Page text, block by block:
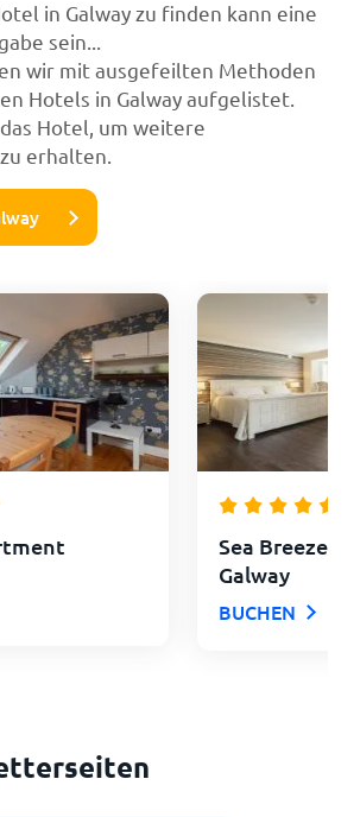
in Galway zu finden kann eine
sein...
wir mit ausgefeilten Methoden
Hotels in Galway aufgelistet.
Hotel, um weitere
erhalten.
Sea Breeze
Galway
BUCHEN